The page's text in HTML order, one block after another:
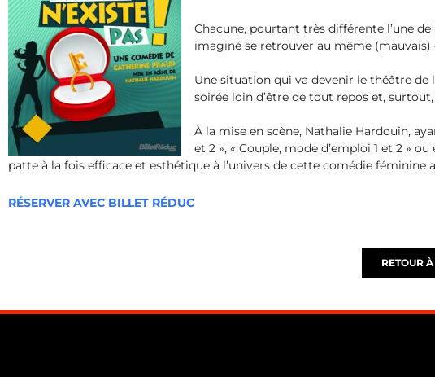
Chacune, pourtant très différente l’une
imaginé se retrouver au même
Une situation qui va devenir le théâtre
soirée loin d’être de tout repos et,
À la mise en scène, Nathalie Hardouin,
et 2 », « Couple, mode d’emploi 1 et 2 »
patte à la fois efficace et esthétique à l’univers de cette comédie féminine
RÉSERVER AVEC BILLET RÉDUC
RETOUR